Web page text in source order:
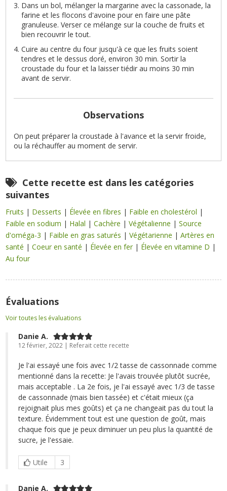
Dans un bol, mélanger la margarine avec la cassonade, la
farine et les flocons d'avoine pour en faire une pâte
granuleuse. Verser ce mélange sur la couche de fruits et
bien recouvrir le tout.
Cuire au centre du four jusqu'à ce que les fruits soient
tendres et le dessus doré, environ 30 min. Sortir la
croustade du four et la laisser tiédir au moins 30 min
avant de servir.
Observations
On peut préparer la croustade à l'avance et la servir froide,
ou la réchauffer au moment de servir.
Cette recette est dans les catégories
suivantes
Fruits | Desserts | Élevée en fibres | Faible en cholestérol |
Faible en sodium | Halal |Cachère |Végétalienne |Source
d'oméga-3 | Faible en gras saturés |Végétarienne |Artères en
santé |Coeur en santé | Élevée en fer | Élevée en vitamine D |
Au four
Évaluations
Voir toutes les évaluations
Danie A.
12 février, 2022 | Referait cette recette
Je l'ai essayé une fois avec 1/2 tasse de cassonnade comme
mentionné dans la recette: Je l'avais trouvée plutôt sucrée,
mais acceptable . La 2e fois, je l'ai essayé avec 1/3 de tasse
de cassonnade (mais bien tassée) et c'était mieux (ça
rejoignait plus mes goûts) et ça ne changeait pas du tout la
texture. Évidemment tout est une question de goût, mais
chaque fois que je peux diminuer un peu plus la quantité de
sucre, je l'essaie.
Utile 3
Danie A.